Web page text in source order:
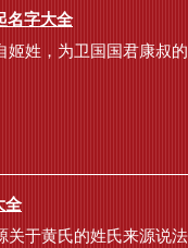
名字大全
姬姓，为卫国国君康叔
全
关于黄氏的姓氏来源说